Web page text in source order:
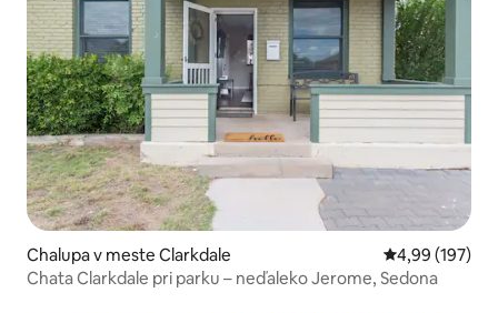
Chalupa v meste Clarkdale Priemerné
4,99 (197)
Chata Clarkdale pri parku – neďaleko Jerome, Sedona